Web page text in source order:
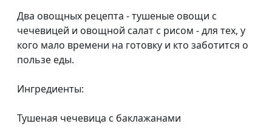
зелёный салат с клубникой и
авокадо
Бузина
Вегетарианская уха и салат с
Хачапури по-аджарски
Воронина
Два овощных рецепта - тушеные овощи с
чечевицей и овощной салат с рисом - для тех, у
кого мало времени на готовку и кто заботится о
пользе еды.
Ингредиенты:
Тушеная чечевица с баклажанами